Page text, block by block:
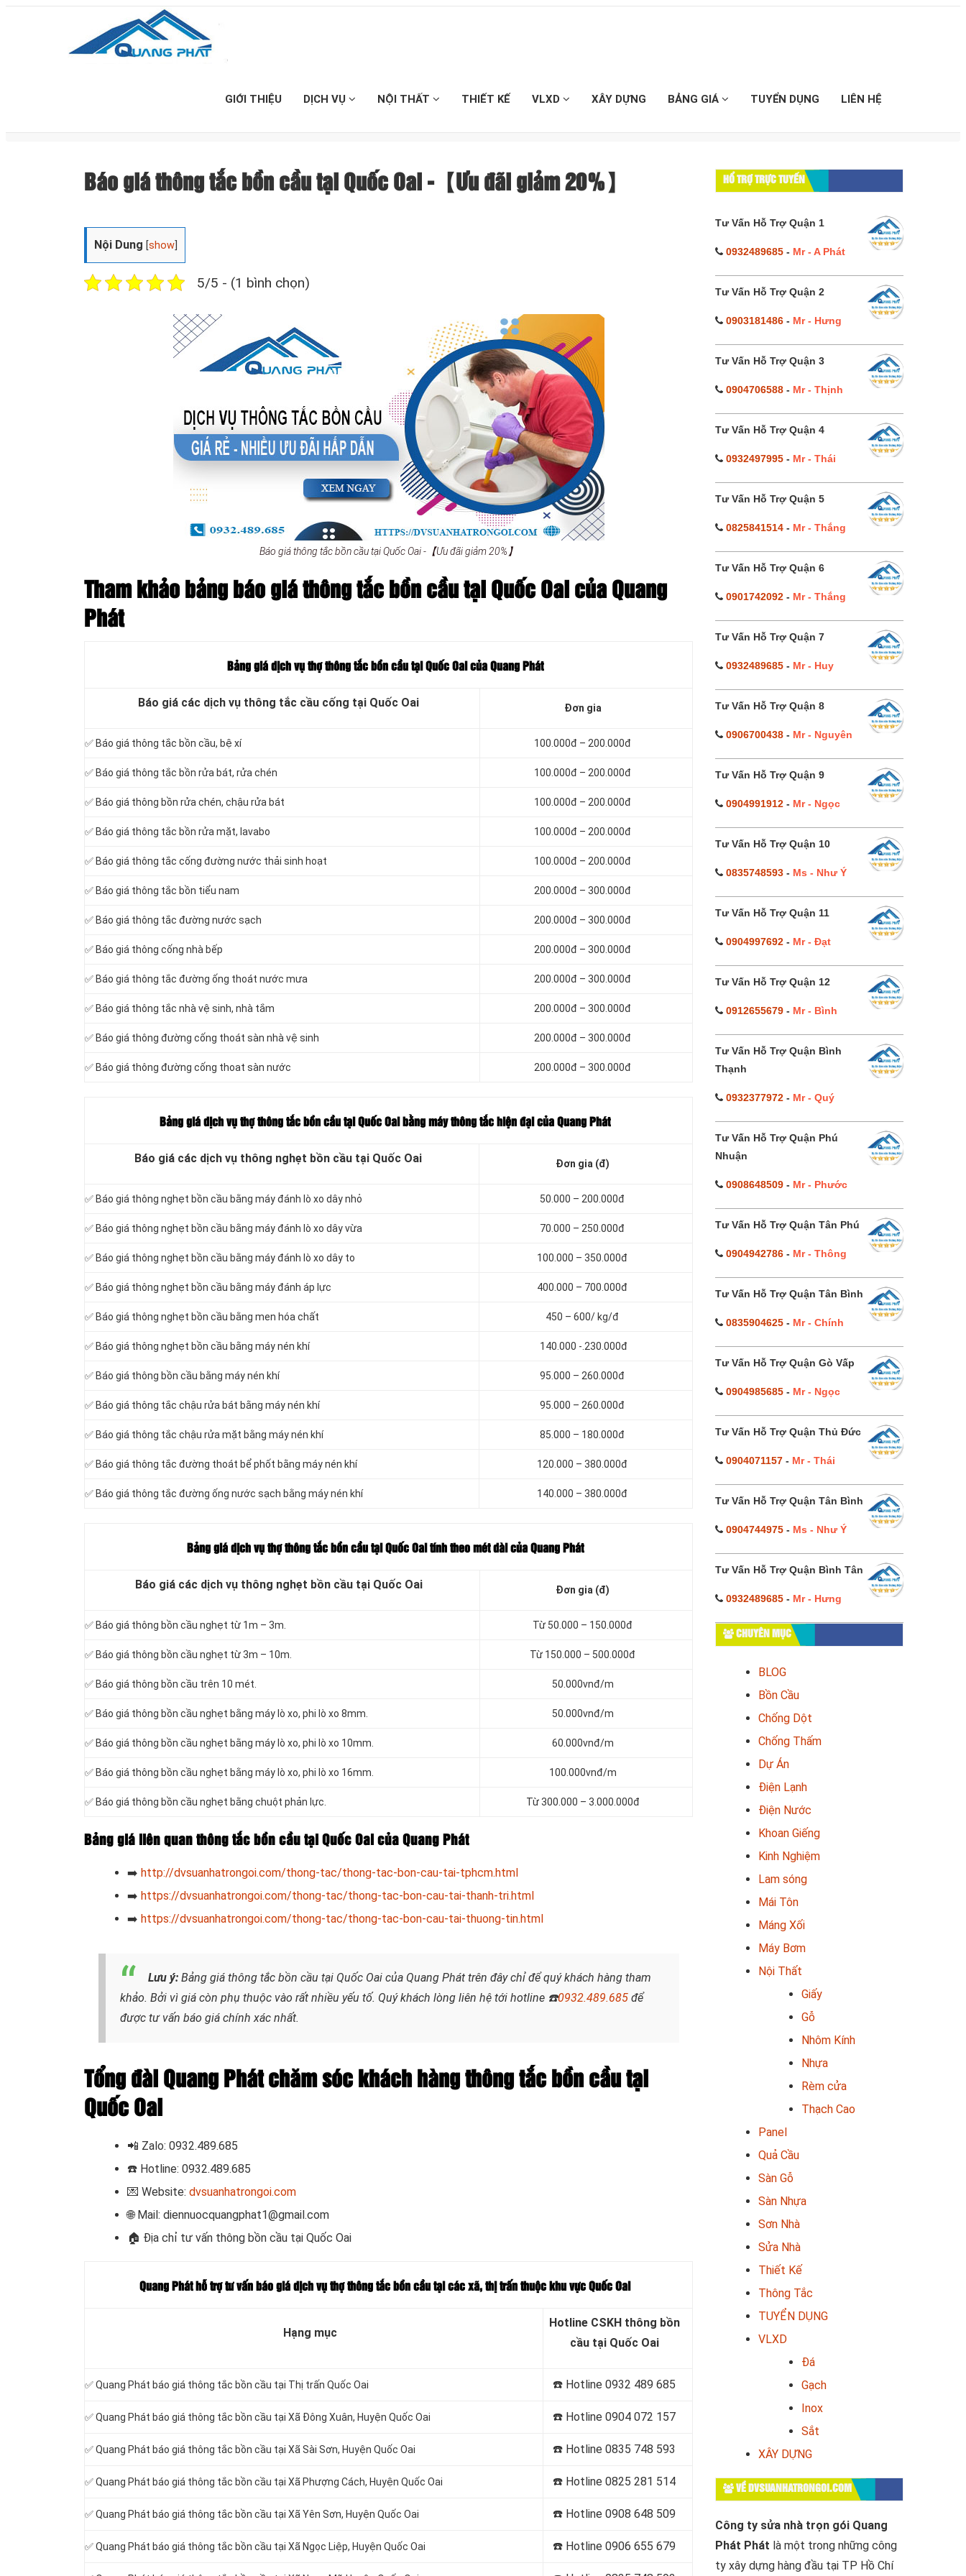
GIỚI THIỆU DỊCH VỤ NỘI THẤT THIẾT KẾ VLXD XÂY DỰNG BẢNG GIÁ TUYỂN DỤNG LIÊN HỆ
Báo giá thông tắc bồn cầu tại Quốc Oai -【Ưu đãi giảm 20%】
Nội Dung [show
5/5 - (1 bình chọn)
Báo giá thông tắc bồn cầu tại Quốc Oai -【Ưu đãi giảm 20%】
Tham khảo bảng báo giá thông tắc bồn cầu tại Quốc Oai của Quang
Phát
Bảng giá dịch vụ thợ thông tắc bồn cầu tại Quốc Oai của Quang Phát
Báo giá các dịch vụ thông tắc cầu cống tại Quốc Oai Đơn gia
✅ Báo giá thông tắc bồn cầu, bệ xí 100.000đ – 200.000đ
✅ Báo giá thông tắc bồn rửa bát, rửa chén 100.000đ – 200.000đ
✅ Báo giá thông bồn rửa chén, chậu rửa bát 100.000đ – 200.000đ
✅ Báo giá thông tắc bồn rửa mặt, lavabo 100.000đ – 200.000đ
‎✅ Báo giá thông tắc cống đường nước thải sinh hoạt 100.000đ – 200.000đ
✅ Báo giá thông tắc bồn tiểu nam 200.000đ – 300.000đ
✅ Báo giá thông tắc đường nước sạch 200.000đ – 300.000đ
✅ Báo giá thông cống nhà bếp 200.000đ – 300.000đ
✅ Báo giá thông tắc đường ống thoát nước mưa 200.000đ – 300.000đ
✅ Báo giá thông tắc nhà vệ sinh, nhà tắm 200.000đ – 300.000đ
✅ Báo giá thông đường cống thoát sàn nhà vệ sinh 200.000đ – 300.000đ
✅ Báo giá thông đường cống thoat sàn nước 200.000đ – 300.000đ
Bảng giá dịch vụ thợ thông tắc bồn cầu tại Quốc Oai bằng máy thông tắc hiện đại của Quang Phát
Báo giá các dịch vụ thông nghẹt bồn cầu tại Quốc Oai Đơn gia (đ)
✅ Báo giá thông nghẹt bồn cầu bằng máy đánh lò xo dây nhỏ 50.000 – 200.000đ
✅ Báo giá thông nghẹt bồn cầu bằng máy đánh lò xo dây vừa 70.000 – 250.000đ
✅ Báo giá thông nghẹt bồn cầu bằng máy đánh lò xo dây to 100.000 – 350.000đ
✅ Báo giá thông nghẹt bồn cầu bằng máy đánh áp lực 400.000 – 700.000đ
✅ Báo giá thông nghẹt bồn cầu bằng men hóa chất 450 – 600/ kg/đ
✅ Báo giá thông nghẹt bồn cầu bằng máy nén khí 140.000 -.230.000đ
✅ Báo giá thông bồn cầu bằng máy nén khí 95.000 – 260.000đ
✅ Báo giá thông tắc chậu rửa bát bằng máy nén khí 95.000 – 260.000đ
✅ Báo giá thông tắc chậu rửa mặt bằng máy nén khí 85.000 – 180.000đ
✅ Báo giá thông tắc đường thoát bể phốt bằng máy nén khí 120.000 – 380.000đ
✅ Báo giá thông tắc đường ống nước sạch bằng máy nén khí 140.000 – 380.000đ
Bảng giá dịch vụ thợ thông tắc bồn cầu tại Quốc Oai tính theo mét dài của Quang Phát
Báo giá các dịch vụ thông nghẹt bồn cầu tại Quốc Oai Đơn gia (đ)
✅ Báo giá thông bồn cầu nghẹt từ 1m – 3m. Từ 50.000 – 150.000đ
✅ Báo giá thông bồn cầu nghẹt từ 3m – 10m. Từ 150.000 – 500.000đ
✅ Báo giá thông bồn cầu trên 10 mét. 50.000vnđ/m
✅ Báo giá thông bồn cầu nghẹt bằng máy lò xo, phi lò xo 8mm. 50.000vnđ/m
✅ Báo giá thông bồn cầu nghẹt bằng máy lò xo, phi lò xo 10mm. 60.000vnđ/m
✅ Báo giá thông bồn cầu nghẹt bằng máy lò xo, phi lò xo 16mm. 100.000vnđ/m
✅ Báo giá thông bồn cầu nghẹt bằng chuột phản lực. Từ 300.000 – 3.000.000đ
Bảng giá liên quan thông tắc bồn cầu tại Quốc Oai của Quang Phát
➡️ http://dvsuanhatrongoi.com/thong-tac/thong-tac-bon-cau-tai-tphcm.html
➡️ https://dvsuanhatrongoi.com/thong-tac/thong-tac-bon-cau-tai-thanh-tri.html
➡️ https://dvsuanhatrongoi.com/thong-tac/thong-tac-bon-cau-tai-thuong-tin.html
Lưu ý: Bảng giá thông tắc bồn cầu tại Quốc Oai của Quang Phát trên đây chỉ để quý khách hàng tham
khảo. Bởi vì giá còn phụ thuộc vào rất nhiều yếu tố. Quý khách lòng liên hệ tới hotline ☎️0932.489.685 để
được tư vấn báo giá chính xác nhất.
Tổng đài Quang Phát chăm sóc khách hàng thông tắc bồn cầu tại
Quốc Oai
📲 Zalo: 0932.489.685
☎️ Hotline: 0932.489.685
💌 Website: dvsuanhatrongoi.com
🌐 Mail: diennuocquangphat1@gmail.com
🏠 Địa chỉ tư vấn thông bồn cầu tại Quốc Oai
Quang Phát hỗ trợ tư vấn báo giá dịch vụ thợ thông tắc bồn cầu tại các xã, thị trấn thuộc khu vực Quốc Oai
Hạng mục
Hotline CSKH thông bồn
cầu tại Quốc Oai
✅ Quang Phát báo giá thông tắc bồn cầu tại Thị trấn Quốc Oai ☎️ Hotline 0932 489 685
✅ Quang Phát báo giá thông tắc bồn cầu tại Xã Đông Xuân, Huyện Quốc Oai ☎️ Hotline 0904 072 157
✅ Quang Phát báo giá thông tắc bồn cầu tại Xã Sài Sơn, Huyện Quốc Oai ☎️ Hotline 0835 748 593
✅ Quang Phát báo giá thông tắc bồn cầu tại Xã Phượng Cách, Huyện Quốc Oai ☎️ Hotline 0825 281 514
✅ Quang Phát báo giá thông tắc bồn cầu tại Xã Yên Sơn, Huyện Quốc Oai ☎️ Hotline 0908 648 509
✅ Quang Phát báo giá thông tắc bồn cầu tại Xã Ngọc Liệp, Huyện Quốc Oai ☎️ Hotline 0906 655 679
HỔ TRỢ TRỰC TUYẾN
Tư Vấn Hỗ Trợ Quận 1
0932489685- Mr - A Phát
Tư Vấn Hỗ Trợ Quận 2
0903181486- Mr - Hưng
Tư Vấn Hỗ Trợ Quận 3
0904706588- Mr - Thịnh
Tư Vấn Hỗ Trợ Quận 4
0932497995- Mr - Thái
Tư Vấn Hỗ Trợ Quận 5
0825841514- Mr - Thắng
Tư Vấn Hỗ Trợ Quận 6
0901742092- Mr - Thắng
Tư Vấn Hỗ Trợ Quận 7
0932489685- Mr - Huy
Tư Vấn Hỗ Trợ Quận 8
0906700438- Mr - Nguyên
Tư Vấn Hỗ Trợ Quận 9
0904991912- Mr - Ngọc
Tư Vấn Hỗ Trợ Quận 10
0835748593- Ms - Như Ý
Tư Vấn Hỗ Trợ Quận 11
0904997692- Mr - Đạt
Tư Vấn Hỗ Trợ Quận 12
0912655679- Mr - Bình
Tư Vấn Hỗ Trợ Quận Bình
Thạnh
0932377972- Mr - Quý
Tư Vấn Hỗ Trợ Quận Phú
Nhuận
0908648509- Mr - Phước
Tư Vấn Hỗ Trợ Quận Tân Phú
0904942786- Mr - Thông
Tư Vấn Hỗ Trợ Quận Tân Bình
0835904625- Mr - Chính
Tư Vấn Hỗ Trợ Quận Gò Vấp
0904985685- Mr - Ngọc
Tư Vấn Hỗ Trợ Quận Thủ Đức
0904071157- Mr - Thái
Tư Vấn Hỗ Trợ Quận Tân Bình
0904744975- Ms - Như Ý
Tư Vấn Hỗ Trợ Quận Bình Tân
0932489685- Mr - Hưng
CHUYÊN MỤC
BLOG
Bồn Cầu
Chống Dột
Chống Thấm
Dự Án
Điện Lạnh
Điện Nước
Khoan Giếng
Kinh Nghiệm
Lam sóng
Mái Tôn
Máng Xối
Máy Bơm
Nội Thất
Giấy
Gỗ
Nhôm Kính
Nhựa
Rèm cửa
Thạch Cao
Panel
Quả Cầu
Sàn Gỗ
Sàn Nhựa
Sơn Nhà
Sửa Nhà
Thiết Kế
Thông Tắc
TUYỂN DỤNG
VLXD
Đá
Gạch
Inox
Sắt
XÂY DỰNG
VỀ DVSUANHATRONGOI.COM
Công ty sửa nhà trọn gói Quang
Phát Phát là một trong những công
ty xây dựng hàng đầu tại TP Hồ Chí